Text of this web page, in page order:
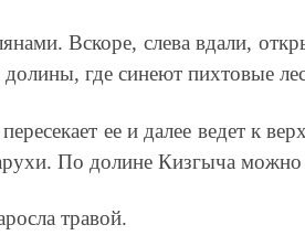
Вскоре, слева вдали,
где синеют пихтовые
ее и далее ведет к
По долине Кизгыча
травой.